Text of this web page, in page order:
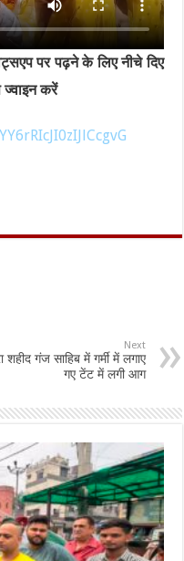
पर पढ़ने के लिए नीचे दिए
करें
Next
शहीद गंज साहिब में गर्मी में लगाए
गए टेंट में लगी आग